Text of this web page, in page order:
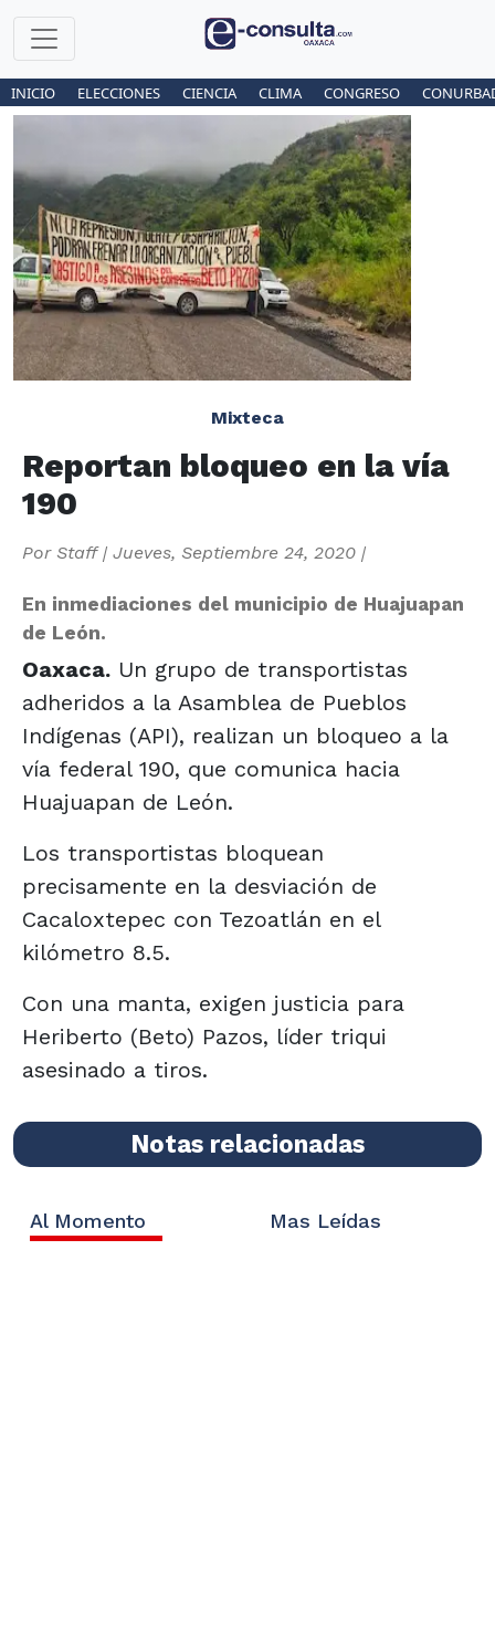
INICIO ELECCIONES CIENCIA CLIMA CONGRESO
Mixteca
Reportan bloqueo en la vía
190
Por Staff| Jueves, Septiembre 24, 2020 |
En inmediaciones del municipio de Huajuapan
de León.
Oaxaca. Un grupo de transportistas
adheridos a la Asamblea de Pueblos
Indígenas (API), realizan un bloqueo a la
vía federal 190, que comunica hacia
Huajuapan de León.
Los transportistas bloquean
precisamente en la desviación de
Cacaloxtepec con Tezoatlán en el
kilómetro 8.5.
Con una manta, exigen justicia para
Heriberto (Beto) Pazos, líder triqui
asesinado a tiros.
Notas relacionadas
Al Momento Mas Leídas